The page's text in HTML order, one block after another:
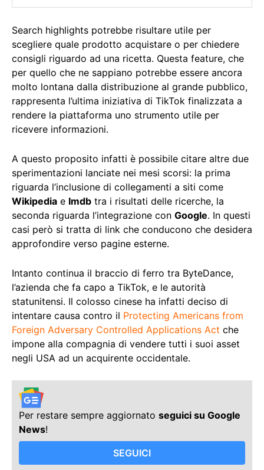
Search highlights potrebbe risultare utile per
scegliere quale prodotto acquistare o per chiedere
consigli riguardo ad una ricetta. Questa feature, che
per quello che ne sappiano potrebbe essere ancora
molto lontana dalla distribuzione al grande pubblico,
rappresenta l’ultima iniziativa di TikTok finalizzata a
rendere la piattaforma uno strumento utile per
ricevere informazioni.
A questo proposito infatti è possibile citare altre due
sperimentazioni lanciate nei mesi scorsi: la prima
riguarda l’inclusione di collegamenti a siti come
Wikipedia e Imdb tra i risultati delle ricerche, la
seconda riguarda l’integrazione con Google. In questi
casi però si tratta di link che conducono che desidera
approfondire verso pagine esterne.
Intanto continua il braccio di ferro tra ByteDance,
l’azienda che fa capo a TikTok, e le autorità
statunitensi. Il colosso cinese ha infatti deciso di
intentare causa contro il Protecting Americans from
Foreign Adversary Controlled Applications Act che
impone alla compagnia di vendere tutti i suoi asset
negli USA ad un acquirente occidentale.
Per restare sempre aggiornato seguici su Google
News!
SEGUICI